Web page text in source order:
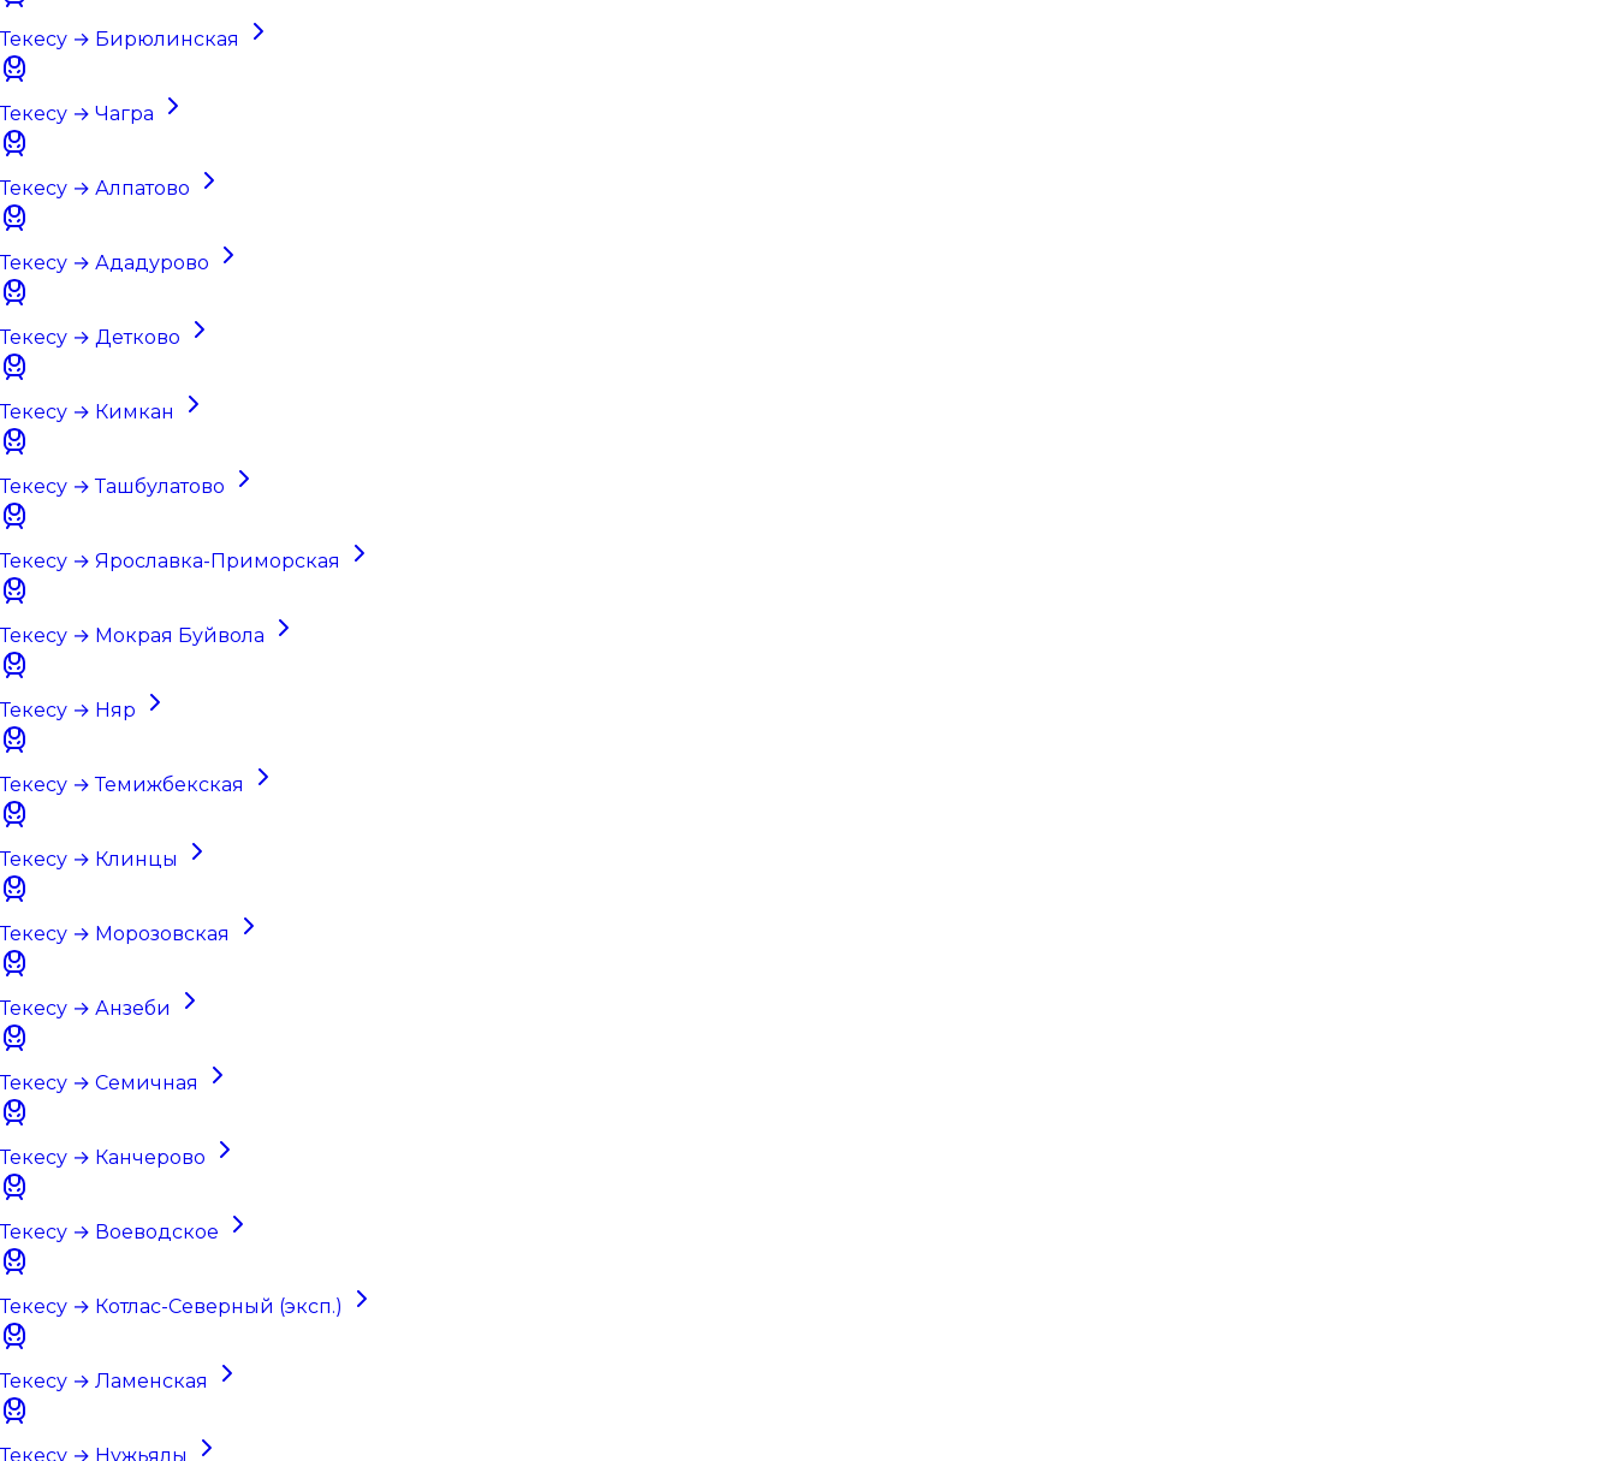
Текесу → Бирюлинская
Текесу → Чагра
Текесу → Алпатово
Текесу → Ададурово
Текесу → Детково
Текесу → Кимкан
Текесу → Ташбулатово
Текесу → Ярославка-Приморская
Текесу → Мокрая Буйвола
Текесу → Няр
Текесу → Темижбекская
Текесу → Клинцы
Текесу → Морозовская
Текесу → Анзеби
Текесу → Семичная
Текесу → Канчерово
Текесу → Воеводское
Текесу → Котлас-Северный (эксп.)
Текесу → Ламенская
Текесу → Нужьялы